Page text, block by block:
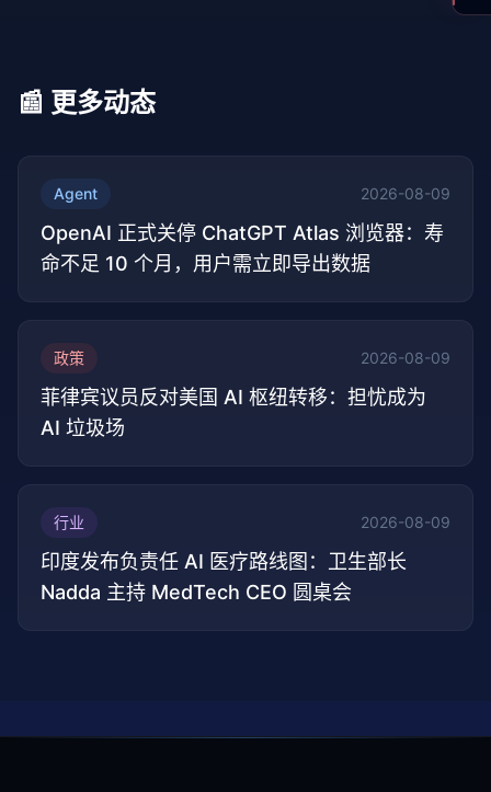
📰 更多动态
Agent 2026-08-09
OpenAI 正式关停 ChatGPT Atlas 浏览器：寿
命不足 10 个月，用户需立即导出数据
政策 2026-08-09
菲律宾议员反对美国 AI 枢纽转移：担忧成为
AI 垃圾场
行业 2026-08-09
印度发布负责任 AI 医疗路线图：卫生部长
Nadda 主持 MedTech CEO 圆桌会